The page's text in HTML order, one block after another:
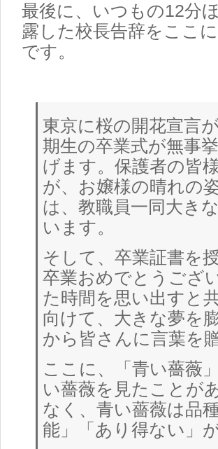
最後に、いつもの12分
露した校長告辞をここ
です。
東京に桜の開花宣言
期生の卒業式が無事
げます。保護者の皆
が、お嬢様の晴れの
は、教職員一同大き
います。
そして、卒業証書を
卒業おめでとうござ
た時間を思い出すと
向けて、大きな夢を
から皆さんに言葉を
ここに、「青い薔薇
い薔薇を見たことが
なく、青い薔薇は品
能」「あり得ない」